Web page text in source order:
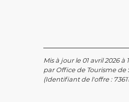
Mis à jour le 01 avril 2026 à
par Office de Tourisme
(Identifiant de l'offre :